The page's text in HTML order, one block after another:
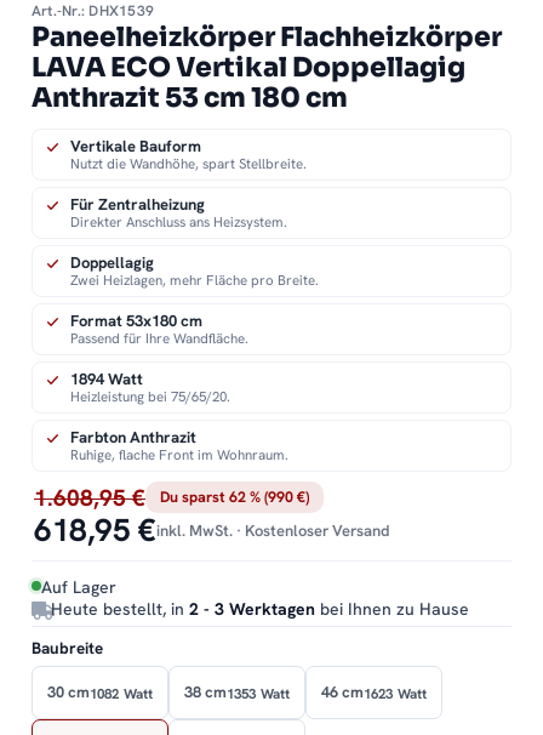
Art.-Nr.: DHX1539
Paneelheizkörper Flachheizkörper
LAVA ECO Vertikal Doppellagig
Anthrazit 53 cm 180 cm
1.608,95 € Du sparst 62 % (990 €)
618,95 €inkl. MwSt. · Kostenloser Versand
Auf Lager
Heute bestellt, in 2 - 3 Werktagen bei Ihnen zu Hause
Vertikale Bauform
Nutzt die Wandhöhe, spart Stellbreite.
Für Zentralheizung
Direkter Anschluss ans Heizsystem.
Doppellagig
Zwei Heizlagen, mehr Fläche pro Breite.
Format 53x180 cm
Passend für Ihre Wandfläche.
1894 Watt
Heizleistung bei 75/65/20.
Farbton Anthrazit
Ruhige, flache Front im Wohnraum.
Baubreite
30 cm1082 Watt 38 cm1353 Watt 46 cm1623 Watt